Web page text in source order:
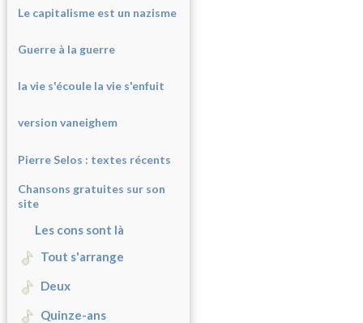
Le capitalisme est un nazisme
Guerre à la guerre
la vie s'écoule la vie s'enfuit
version vaneighem
Pierre Selos : textes récents
Chansons gratuites sur son
site
Les cons sont là
Tout s'arrange
Deux
Quinze-ans